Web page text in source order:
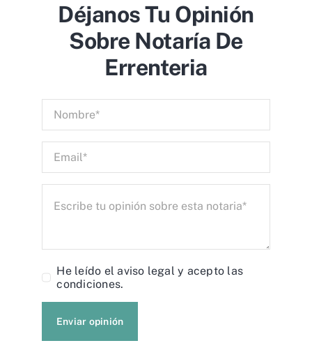
Déjanos Tu Opinión
Sobre Notaría De
Errenteria
He leído elaviso legal y acepto las
condiciones.
Enviar opinión